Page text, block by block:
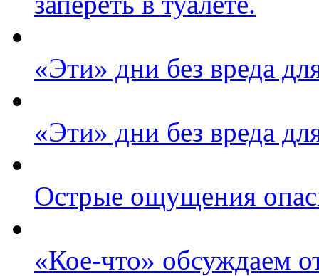
«Эти» дни без вреда
«Эти» дни без вреда
Острые ощущения
«Кое-что» обсуждаем